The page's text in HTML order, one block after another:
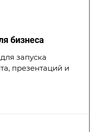
бизнеса
запуска
презентаций и